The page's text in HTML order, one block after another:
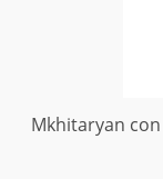
Mkhitaryan